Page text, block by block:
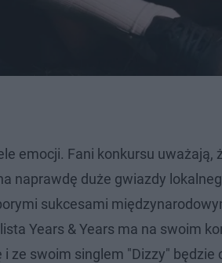
emocji. Fani konkursu
naprawdę duże gwiazdy
sukcesami
Years & Years ma na swoim
ze swoim singlem "Dizzy" będzie